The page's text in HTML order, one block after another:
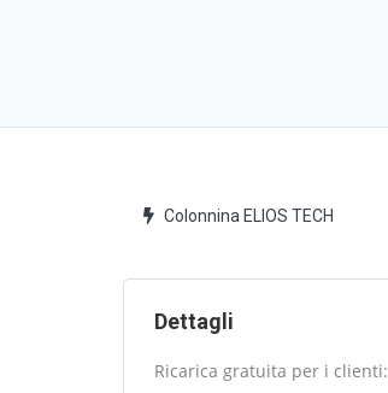
Colonnina ELIOS TECH
Dettagli
Ricarica gratuita per i clienti: